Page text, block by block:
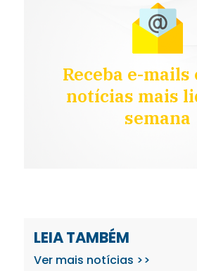
Receba e-mails
notícias mais
semana
LEIA TAMBÉM
Ver mais notícias >>